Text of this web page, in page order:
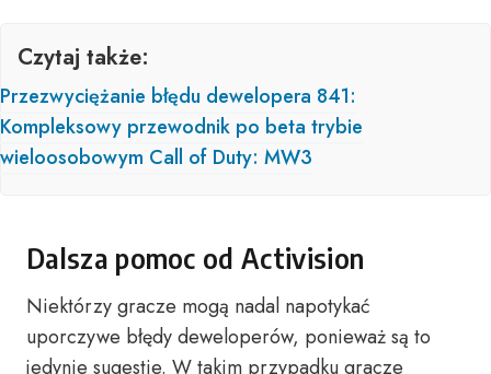
Czytaj także:
Przezwyciężanie błędu dewelopera 841:
Kompleksowy przewodnik po beta trybie
wieloosobowym Call of Duty: MW3
Dalsza pomoc od Activision
Niektórzy gracze mogą nadal napotykać
uporczywe błędy deweloperów, ponieważ są to
jedynie sugestie. W takim przypadku gracze